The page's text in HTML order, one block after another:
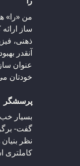
من «را»
ساز
ذهنی،
آنقدر
عنوان
خودتان
پرسشگر
بسیار
گفت-
نظر
کاملتری